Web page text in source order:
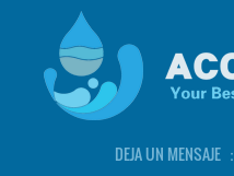
DEJA UN MENSAJE ：